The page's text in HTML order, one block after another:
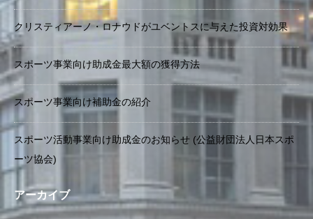
クリスティアーノ・ロナウドがユベントスに与えた投資対効果
スポーツ事業向け助成金最大額の獲得方法
スポーツ事業向け補助金の紹介
スポーツ活動事業向け助成金のお知らせ (公益財団法人日本スポ
ーツ協会)
アーカイブ